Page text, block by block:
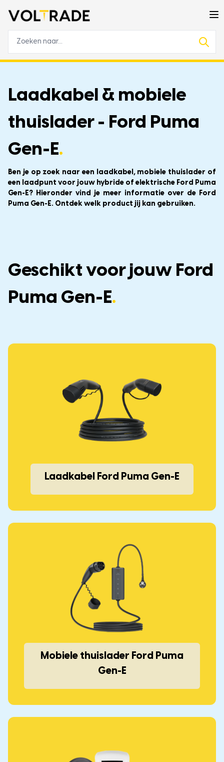
Laadkabel & mobiele
thuislader - Ford Puma
Gen-E.
Ben je op zoek naar een laadkabel, mobiele thuislader of
een laadpunt voor jouw hybride of elektrische Ford Puma
Gen-E? Hieronder vind je meer informatie over de Ford
Puma Gen-E. Ontdek welk product jij kan gebruiken.
Geschikt voor jouw Ford
Puma Gen-E.
Laadkabel Ford Puma Gen-E
Mobiele thuislader Ford Puma
Gen-E